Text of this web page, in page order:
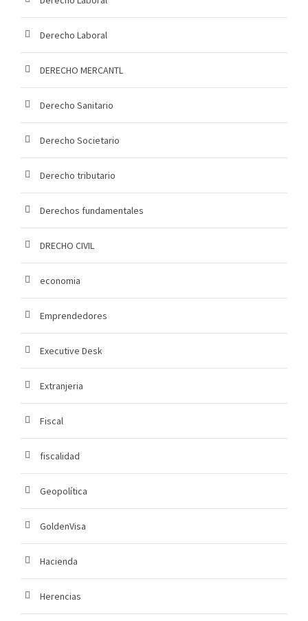
Derecho Laboral
DERECHO MERCANTL
Derecho Sanitario
Derecho Societario
Derecho tributario
Derechos fundamentales
DRECHO CIVIL
economia
Emprendedores
Executive Desk
Extranjeria
Fiscal
fiscalidad
Geopolítica
GoldenVisa
Hacienda
Herencias